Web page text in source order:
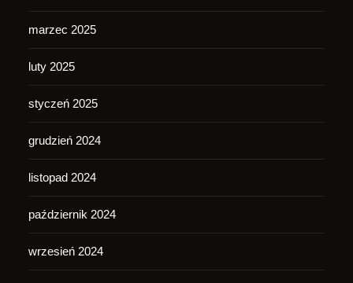
marzec 2025
luty 2025
styczeń 2025
grudzień 2024
listopad 2024
październik 2024
wrzesień 2024